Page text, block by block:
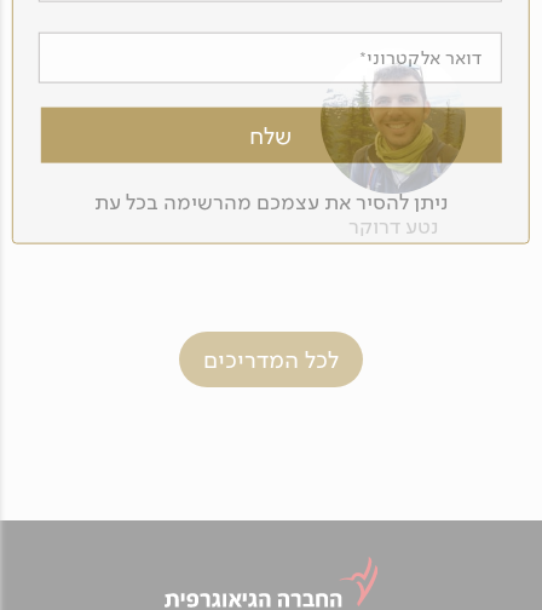
נטע דרוקר
לכל המדריכים
דואר אלקטרוני
ניתן להסיר את עצמכם מהרשימה בכל עת